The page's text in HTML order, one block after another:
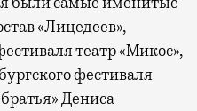
«Лицедеев»,
театр «Микос»,
фестиваля
Дениса